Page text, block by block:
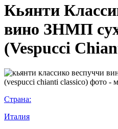
Кьянти
вино ЗНМП
(Vespucci
Страна:
Италия